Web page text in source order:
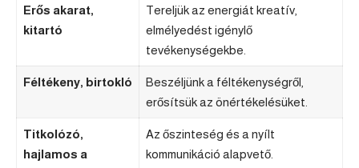
Erős akarat,
kitartó
Tereljük az energiát kreatív,
elmélyedést igénylő
tevékenységekbe.
Féltékeny, birtokló
Beszéljünk a féltékenységről,
erősítsük az önértékelésüket.
Titkolózó,
hajlamos a
Az őszinteség és a nyílt
kommunikáció alapvető.